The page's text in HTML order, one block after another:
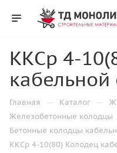
ККСр 4-
кабельной
Главная — Каталог —
Железобетонные колодцы
Бетонные колодцы
ККСр 4-10(80) Колодец